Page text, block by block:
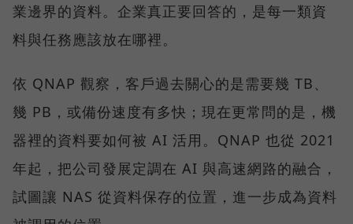
業邊界的資料。企業真正要回答的，是每一類資
料與任務應該放在哪裡。
依 QNAP 觀察，客戶過去關心的是需要幾 TB、
幾 PB，或備份速度有多快；現在更常問的是，機
器裡的資料要如何被 AI 活用。QNAP 也從 2021
年起，把公司發展定調在 AI 與高速網路的融合，
試圖讓 NAS 從資料保存的位置，進一步成為資料